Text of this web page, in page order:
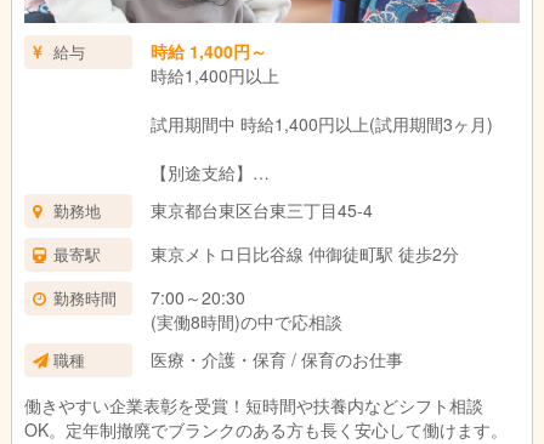
お子様一人ひとりを個性ある存在と考え、大切にします。
そのためには各ご家庭のお母様お父様からお子様についてのお話
その中で保育者はお子様一人ひとりが保育園の中で“のびやか”に
て、興味・関心があるものにどんどんチャレンジしていけるよう
に環境を整え保育を行います。
【具体的仕事内容】
●乳幼児への保育業務全般
●連絡帳記入
●カリキュラム作成
●保護者対応
●行事の立案 等
給与
時給 1,400円～
時給1,400円以上
試用期間中 時給1,400円以上(試用期間3ヶ月)
【別途支給】
朝夕手当 300円/回
(7：00～9：00/18：30～20：30の時間帯に勤務
した回数に応じ支給)
試用期間：3ヶ月(同条件)
勤務地 東京都台東区台東三丁目45-4
最寄駅 東京メトロ日比谷線 仲御徒町駅 徒歩2分
勤務時間
7:00～20:30
(実働8時間)の中で応相談
職種
医療・介護・保育 / 保育のお仕事
働きやすい企業表彰を受賞！短時間や扶養内などシフト相談
OK。定年制撤廃でブランクのある方も長く安心して働けます。